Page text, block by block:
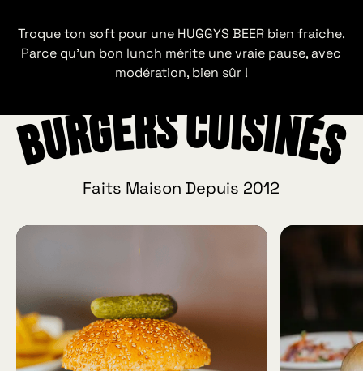
Troque ton soft pour une HUGGYS BEER bien fraiche.
Parce qu’un bon lunch mérite une vraie pause, avec
modération, bien sûr !
Burgers Cuisinés
Faits Maison Depuis 2012